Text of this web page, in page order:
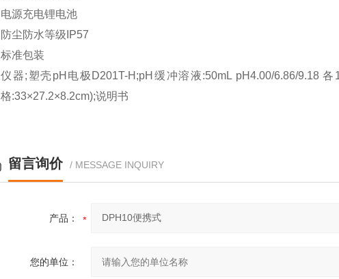
电源充电锂电池
防尘防水等级 IP57
标准包装
仪器;塑壳pH电极D201T-H;pH缓冲溶液:50mL pH4.00/6.86/9.18
格:33×27.2×8.2cm);说明书
留言询价 / MESSAGE INQUIRY
产品：
您的单位：